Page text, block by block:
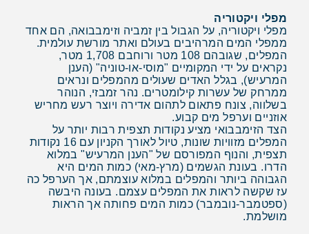
מפלי ויקטוריה
מפלי ויקטוריה, על הגבול בין זמביה וזימבבואה, הם אחד
ממפלי המים המרהיבים בעולם ואתר מורשת עולמית.
המפלים, שגובהם 108 מטר ורוחבם 1,708 מטר,
נקראים על ידי המקומיים "מוסי-או-טוניה" (הענן
המרעיש), בגלל האדים שעולים מהמפלים ונראים
ממרחק של עשרות קילומטרים. נהר זמבזי, הנוהר
בשלווה, צונח פתאום לתהום אדירה ויוצר רעש מחריש
אוזניים וערפל מים קבוע.
הצד הזימבבואי מציע נקודות תצפית רבות יותר על
המפלים מזוויות שונות, טיול לאורך הקניון עם 16 נקודות
תצפית, והנוף המפורסם של "הענן המרעיש" במלוא
הדרו. בעונת הגשמים (מרץ-מאי) כמות המים היא
הגבוהה ביותר והמפלים במלוא עוצמתם, אך הערפל כה
עז שקשה לראות את המפלים עצמם. בעונה היבשה
(ספטמבר-נובמבר) כמות המים פחותה אך הראות
מושלמת.